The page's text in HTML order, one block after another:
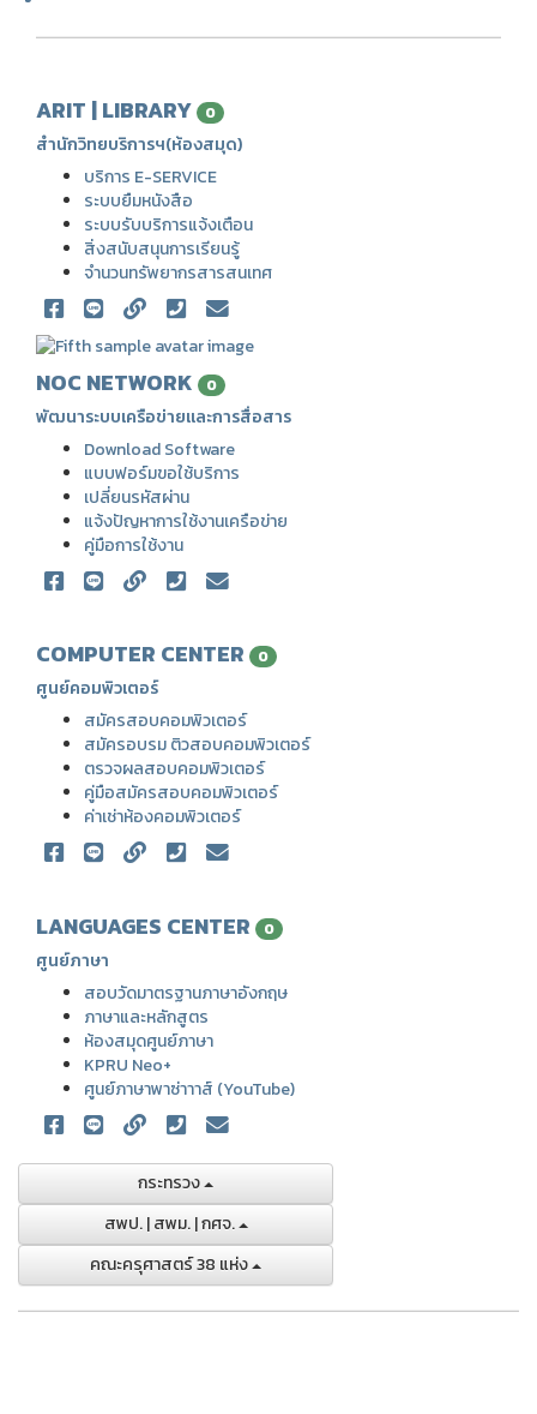
ARIT | LIBRARY 0
สำนักวิทยบริการฯ(ห้องสมุด)
บริการ E-SERVICE
ระบบยืมหนังสือ
ระบบรับบริการแจ้งเตือน
สิ่งสนับสนุนการเรียนรู้
จำนวนทรัพยากรสารสนเทศ
NOC NETWORK 0
พัฒนาระบบเครือข่ายและการสื่อสาร
Download Software
แบบฟอร์มขอใช้บริการ
เปลี่ยนรหัสผ่าน
แจ้งปัญหาการใช้งานเครือข่าย
คู่มือการใช้งาน
COMPUTER CENTER 0
ศูนย์คอมพิวเตอร์
สมัครสอบคอมพิวเตอร์
สมัครอบรม ติวสอบคอมพิวเตอร์
ตรวจผลสอบคอมพิวเตอร์
คู่มือสมัครสอบคอมพิวเตอร์
ค่าเช่าห้องคอมพิวเตอร์
LANGUAGES CENTER 0
ศูนย์ภาษา
สอบวัดมาตรฐานภาษาอังกฤษ
ภาษาและหลักสูตร
ห้องสมุดศูนย์ภาษา
KPRU Neo+
ศูนย์ภาษาพาซ่าาาส์ (YouTube)
กระทรวง
สพป. | สพม. | กศจ.
คณะครุศาสตร์ 38 แห่ง